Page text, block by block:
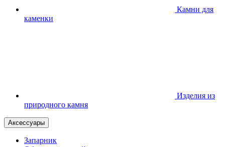
Камни для
каменки
Изделия из
природного камня
Аксессуары
Запарник